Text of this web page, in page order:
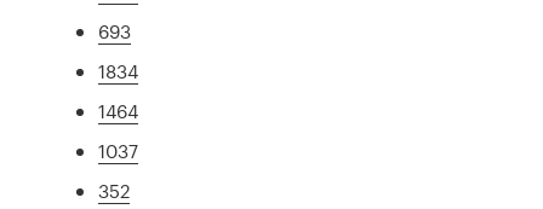
693
1834
1464
1037
352